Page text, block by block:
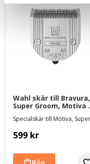
Wahl skär till Bravura,
Super Groom, Motiva
599 kr